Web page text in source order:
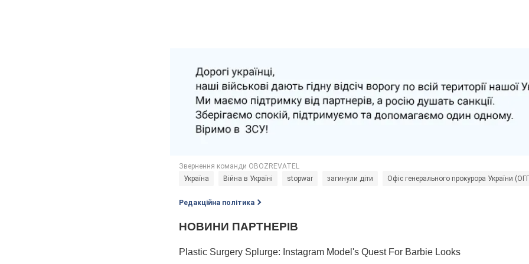
Україна Війна в Україні stopwar загинули діти Офіс генерального прокурора України
Редакційна політика